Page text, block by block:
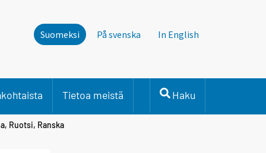
Suomeksi På svenska In English
Tietoa meistä Haku
Ruotsi, Ranska